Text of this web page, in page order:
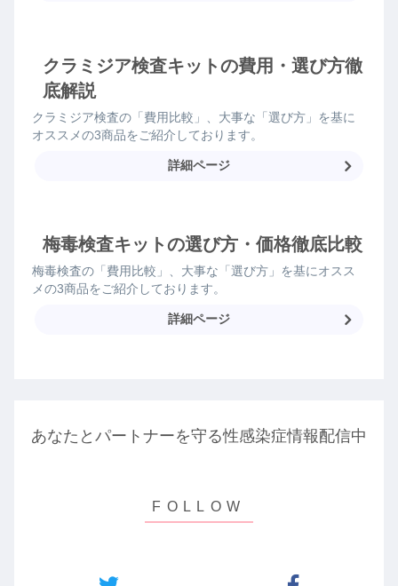
クラミジア検査キットの費用・選び方徹
底解説
クラミジア検査の「費用比較」、大事な「選び方」を基に
オススメの3商品をご紹介しております。
詳細ページ
梅毒検査キットの選び方・価格徹底比較
梅毒検査の「費用比較」、大事な「選び方」を基にオスス
メの3商品をご紹介しております。
詳細ページ
あなたとパートナーを守る性感染症情報配信中